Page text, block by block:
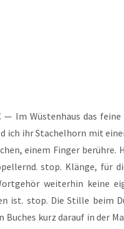
— Im Wüs­ten­haus das fei­ne
ich ihr Sta­chel­horn mit
einem Fin­ger berüh­re.
stop. Klän­ge, für
wei­ter­hin kei­ne
ist. stop. Die Stil­le beim
Buches kurz dar­auf in der